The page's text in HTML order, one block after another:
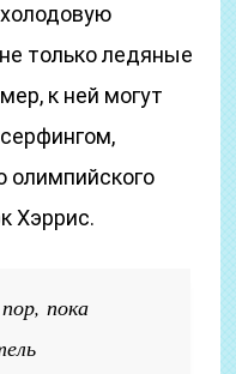
только ледяные
к ней могут
олимпийского
Хэррис.
пока